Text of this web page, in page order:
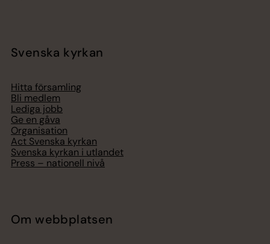
Svenska kyrkan
Hitta församling
Bli medlem
Lediga jobb
Ge en gåva
Organisation
Act Svenska kyrkan
Svenska kyrkan i utlandet
Press – nationell nivå
Om webbplatsen